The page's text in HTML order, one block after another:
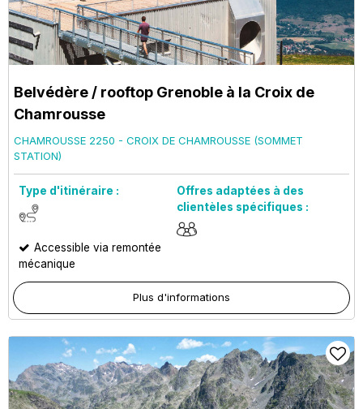
Belvédère / rooftop Grenoble à la Croix de
Chamrousse
CHAMROUSSE 2250 - CROIX DE CHAMROUSSE (SOMMET
STATION)
Type d'itinéraire :
Offres adaptées à des
clientèles spécifiques :
Accessible via remontée
mécanique
Plus d'informations